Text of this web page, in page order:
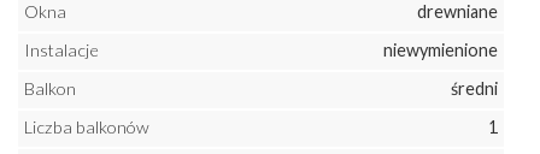
Okna
drewniane
Instalacje
niewymienione
Balkon
średni
Liczba balkonów
1